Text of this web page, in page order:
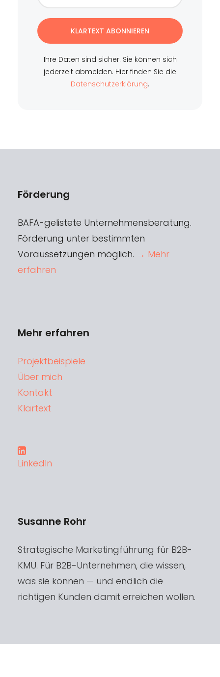
KLARTEXT ABONNIEREN
Ihre Daten sind sicher. Sie können sich
jederzeit abmelden. Hier finden Sie die
Datenschutzerklärung.
Susanne Rohr
Strategische Marketingführung für B2B-
KMU. Für B2B-Unternehmen, die wissen,
was sie können — und endlich die
richtigen Kunden damit erreichen wollen.
Förderung
BAFA-gelistete Unternehmensberatung.
Förderung unter bestimmten
Voraussetzungen möglich. → Mehr
erfahren
Mehr erfahren
Projektbeispiele
Über mich
Kontakt
Klartext
LinkedIn